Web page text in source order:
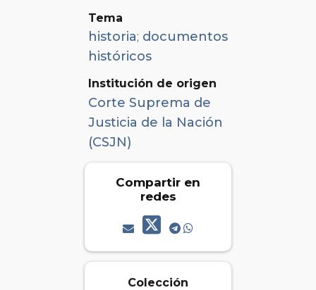
Tema
historia; documentos
históricos
Institución de origen
Corte Suprema de
Justicia de la Nación
(CSJN)
Compartir en
redes
Colección